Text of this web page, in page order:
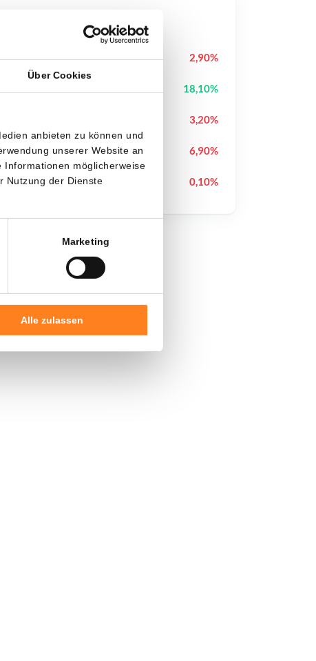
Über Cookies
anbieten zu können und
unserer Website an
Informationen möglicherweise
Nutzung der Dienste
Marketing
Alle zulassen
XRP XRP 2,90%
18,10%
3,20%
Ondo ONDO 6,90%
Bitcoin BTC 0,10%